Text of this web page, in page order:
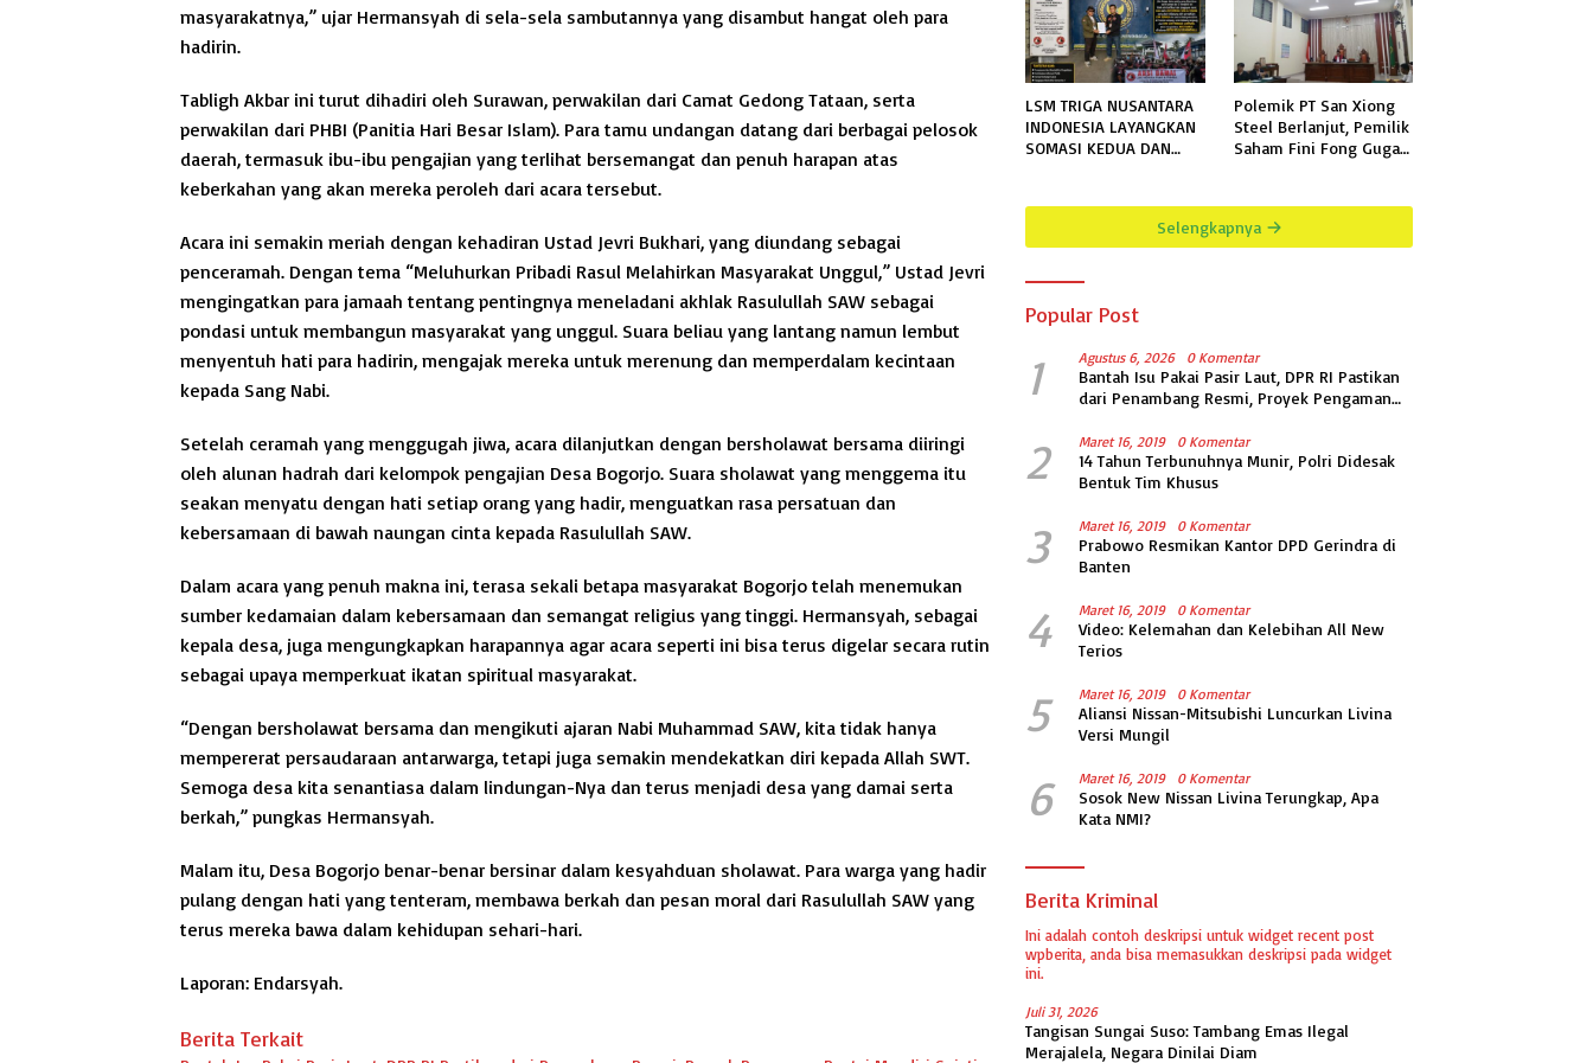
masyarakatnya,” ujar Hermansyah di sela-sela sambutannya yang disambut hangat oleh para
hadirin.
Tabligh Akbar ini turut dihadiri oleh Surawan, perwakilan dari Camat Gedong Tataan, serta
perwakilan dari PHBI (Panitia Hari Besar Islam). Para tamu undangan datang dari berbagai pelosok
daerah, termasuk ibu-ibu pengajian yang terlihat bersemangat dan penuh harapan atas
keberkahan yang akan mereka peroleh dari acara tersebut.
Acara ini semakin meriah dengan kehadiran Ustad Jevri Bukhari, yang diundang sebagai
penceramah. Dengan tema “Meluhurkan Pribadi Rasul Melahirkan Masyarakat Unggul,” Ustad Jevri
mengingatkan para jamaah tentang pentingnya meneladani akhlak Rasulullah SAW sebagai
pondasi untuk membangun masyarakat yang unggul. Suara beliau yang lantang namun lembut
menyentuh hati para hadirin, mengajak mereka untuk merenung dan memperdalam kecintaan
kepada Sang Nabi.
Setelah ceramah yang menggugah jiwa, acara dilanjutkan dengan bersholawat bersama diiringi
oleh alunan hadrah dari kelompok pengajian Desa Bogorjo. Suara sholawat yang menggema itu
seakan menyatu dengan hati setiap orang yang hadir, menguatkan rasa persatuan dan
kebersamaan di bawah naungan cinta kepada Rasulullah SAW.
Dalam acara yang penuh makna ini, terasa sekali betapa masyarakat Bogorjo telah menemukan
sumber kedamaian dalam kebersamaan dan semangat religius yang tinggi. Hermansyah, sebagai
kepala desa, juga mengungkapkan harapannya agar acara seperti ini bisa terus digelar secara rutin
sebagai upaya memperkuat ikatan spiritual masyarakat.
“Dengan bersholawat bersama dan mengikuti ajaran Nabi Muhammad SAW, kita tidak hanya
mempererat persaudaraan antarwarga, tetapi juga semakin mendekatkan diri kepada Allah SWT.
Semoga desa kita senantiasa dalam lindungan-Nya dan terus menjadi desa yang damai serta
berkah,” pungkas Hermansyah.
Malam itu, Desa Bogorjo benar-benar bersinar dalam kesyahduan sholawat. Para warga yang hadir
pulang dengan hati yang tenteram, membawa berkah dan pesan moral dari Rasulullah SAW yang
terus mereka bawa dalam kehidupan sehari-hari.
Laporan: Endarsyah.
Berita Terkait
LSM TRIGA NUSANTARA
INDONESIA LAYANGKAN
SOMASI KEDUA DAN
MENGGALA TERKAIT
Polemik PT San Xiong
Steel Berlanjut, Pemilik
Saham Fini Fong Gugat
Selengkapnya
Popular Post
1 Agustus 6, 2026 0 Komentar
Bantah Isu Pakai Pasir Laut, DPR RI Pastikan
dari Penambang Resmi, Proyek Pengaman
Spesifikasi
2 Maret 16, 2019 0 Komentar
14 Tahun Terbunuhnya Munir, Polri Didesak
Bentuk Tim Khusus
3 Maret 16, 2019 0 Komentar
Prabowo Resmikan Kantor DPD Gerindra di
Banten
4 Maret 16, 2019 0 Komentar
Video: Kelemahan dan Kelebihan All New
Terios
5 Maret 16, 2019 0 Komentar
Aliansi Nissan-Mitsubishi Luncurkan Livina
Versi Mungil
6 Maret 16, 2019 0 Komentar
Sosok New Nissan Livina Terungkap, Apa
Kata NMI?
Berita Kriminal
Ini adalah contoh deskripsi untuk widget recent post
wpberita, anda bisa memasukkan deskripsi pada widget
ini.
Juli 31, 2026
Tangisan Sungai Suso: Tambang Emas Ilegal
Merajalela, Negara Dinilai Diam